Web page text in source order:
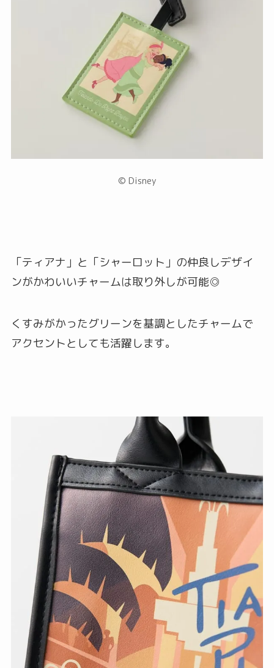
© Disney
「ティアナ」と「シャーロット」の仲良しデザイ
ンがかわいいチャームは取り外しが可能◎
くすみがかったグリーンを基調としたチャームで
アクセントとしても活躍します。